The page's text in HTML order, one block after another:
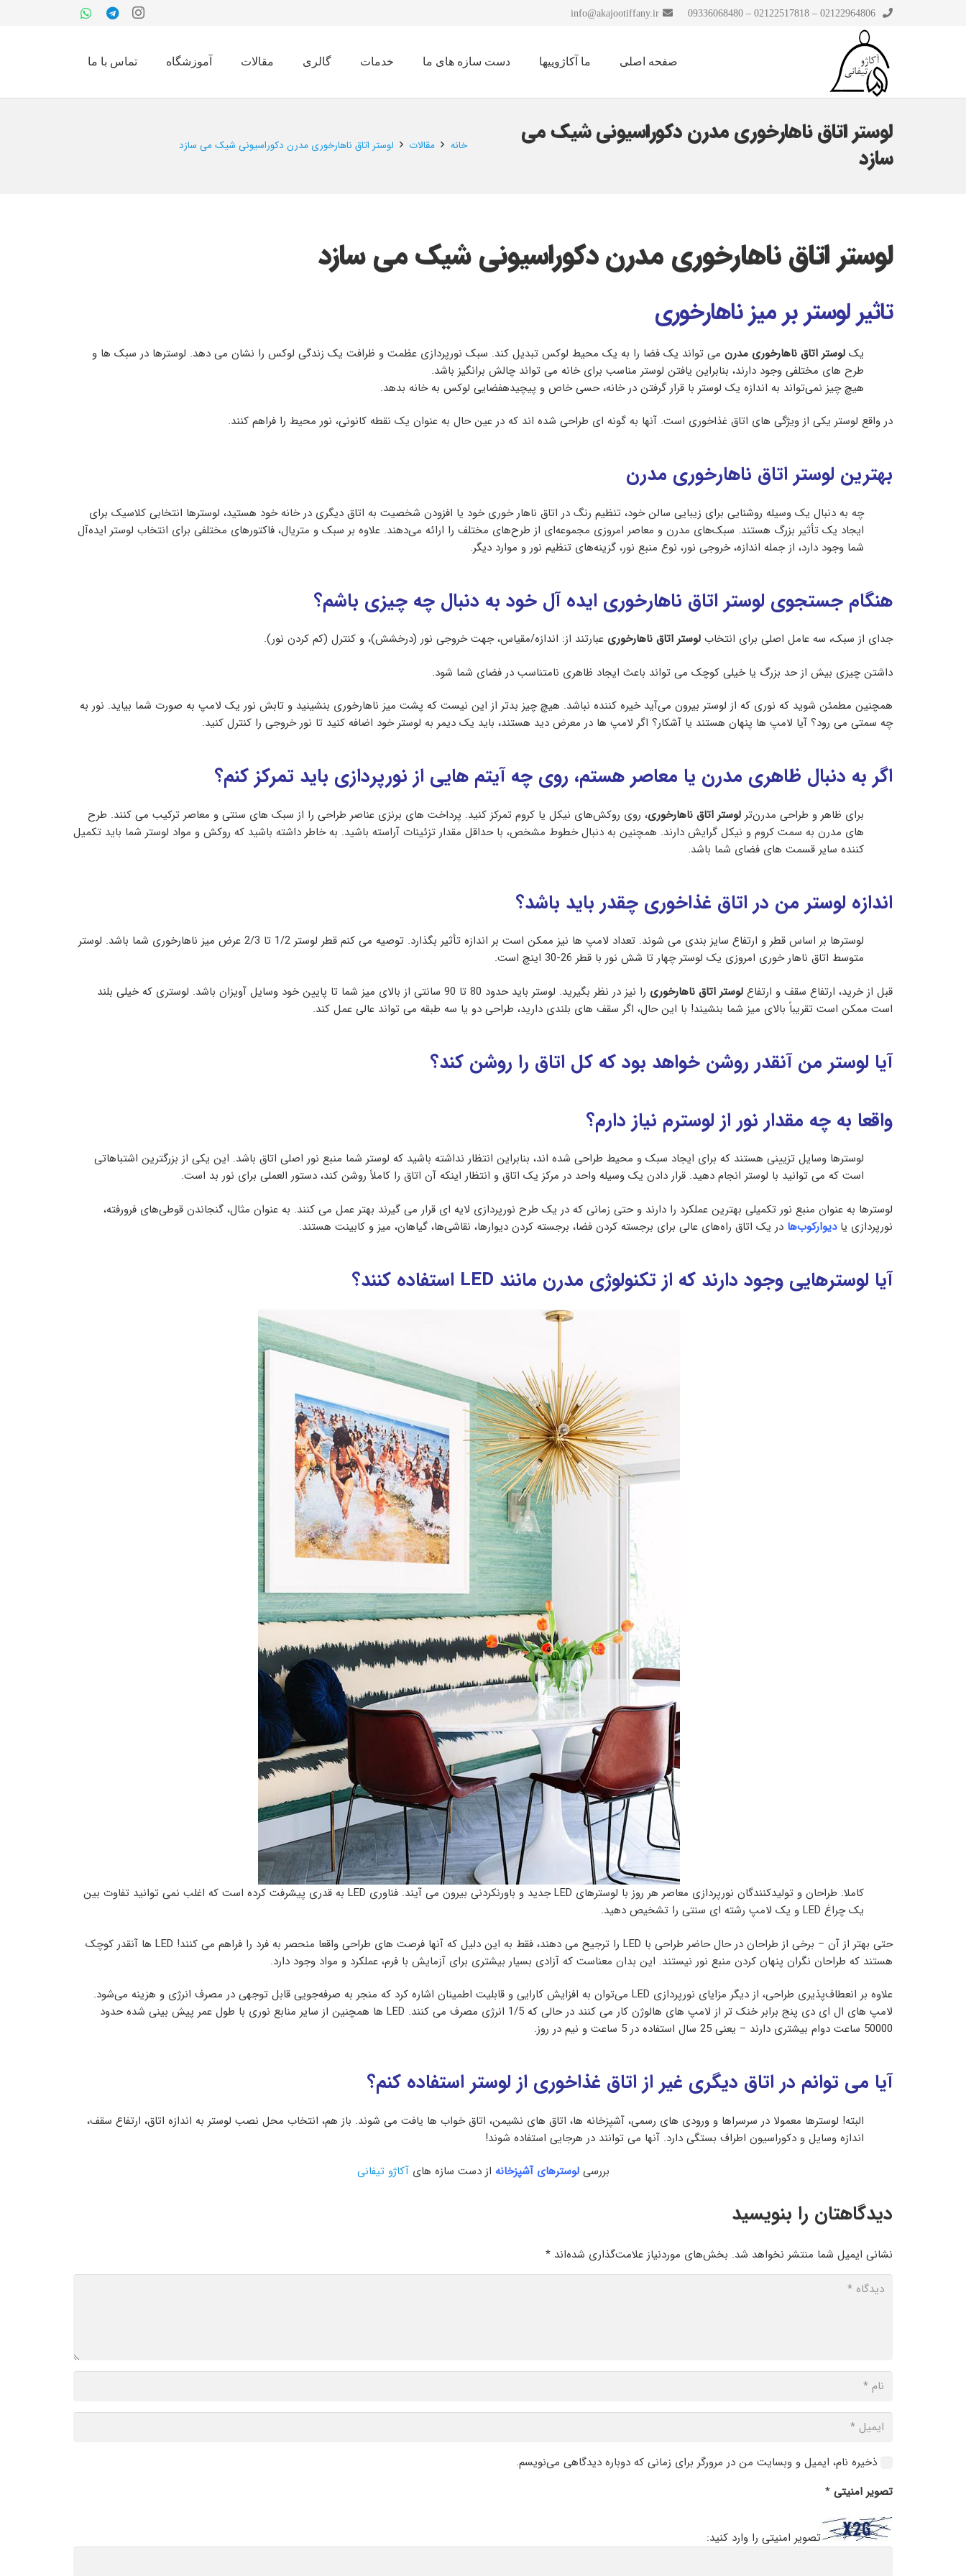
info@akajootiffany.ir
صفحه اصلی ما آکاژوییها دست سازه های ما خدمات گالری مقالات آموزشگاه تماس با ما
لوستر اتاق ناهارخوری مدرن دکوراسیونی شیک می
سازد
خانه مقالات لوستر اتاق ناهارخوری مدرن دکوراسیونی شیک می سازد
لوستر اتاق ناهارخوری مدرن دکوراسیونی شیک می سازد
تاثیر لوستر بر میز ناهارخوری
یک لوستر اتاق ناهارخوری مدرن می تواند یک فضا را به یک محیط لوکس تبدیل کند. سبک نورپردازی عظمت و ظرافت یک زندگی لوکس را نشان می دهد. لوسترها در سبک ها و
طرح های مختلفی وجود دارند، بنابراین یافتن لوستر مناسب برای خانه می تواند چالش برانگیز باشد.
هیچ چیز نمی‌تواند به اندازه یک لوستر با قرار گرفتن در خانه، حسی خاص و پیچیدهفضایی لوکس به خانه بدهد.
در واقع لوستر یکی از ویژگی های اتاق غذاخوری است. آنها به گونه ای طراحی شده اند که در عین حال به عنوان یک نقطه کانونی، نور محیط را فراهم کنند.
بهترین لوستر اتاق ناهارخوری مدرن
چه به دنبال یک وسیله روشنایی برای زیبایی سالن خود، تنظیم رنگ در اتاق ناهار خوری خود یا افزودن شخصیت به اتاق دیگری در خانه خود هستید، لوسترها انتخابی کلاسیک برای
ایجاد یک تأثیر بزرگ هستند. سبک‌های مدرن و معاصر امروزی مجموعه‌ای از طرح‌های مختلف را ارائه می‌دهند. علاوه بر سبک و متریال، فاکتورهای مختلفی برای انتخاب لوستر ایده‌آل
شما وجود دارد، از جمله اندازه، خروجی نور، نوع منبع نور، گزینه‌های تنظیم نور و موارد دیگر.
هنگام جستجوی لوستر اتاق ناهارخوری ایده آل خود به دنبال چه چیزی باشم؟
جدای از سبک، سه عامل اصلی برای انتخاب لوستر اتاق ناهارخوری عبارتند از: اندازه/مقیاس، جهت خروجی نور (درخشش)، و کنترل (کم کردن نور).
داشتن چیزی بیش از حد بزرگ یا خیلی کوچک می تواند باعث ایجاد ظاهری نامتناسب در فضای شما شود.
همچنین مطمئن شوید که نوری که از لوستر بیرون می‌آید خیره کننده نباشد. هیچ چیز بدتر از این نیست که پشت میز ناهارخوری بنشینید و تابش نور یک لامپ به صورت شما بیاید. نور به
چه سمتی می رود؟ آیا لامپ ها پنهان هستند یا آشکار؟ اگر لامپ ها در معرض دید هستند، باید یک دیمر به لوستر خود اضافه کنید تا نور خروجی را کنترل کنید.
اگر به دنبال ظاهری مدرن یا معاصر هستم، روی چه آیتم هایی از نورپردازی باید تمرکز کنم؟
برای ظاهر و طراحی مدرن‌تر لوستر اتاق ناهارخوری، روی روکش‌های نیکل یا کروم تمرکز کنید. پرداخت های برنزی عناصر طراحی را از سبک های سنتی و معاصر ترکیب می کنند. طرح
های مدرن به سمت کروم و نیکل گرایش دارند. همچنین به دنبال خطوط مشخص، با حداقل مقدار تزئینات آراسته باشید. به خاطر داشته باشید که روکش و مواد لوستر شما باید تکمیل
کننده سایر قسمت های فضای شما باشد.
اندازه لوستر من در اتاق غذاخوری چقدر باید باشد؟
لوسترها بر اساس قطر و ارتفاع سایز بندی می شوند. تعداد لامپ ها نیز ممکن است بر اندازه تأثیر بگذارد. توصیه می کنم قطر لوستر 1/2 تا 2/3 عرض میز ناهارخوری شما باشد. لوستر
متوسط اتاق ناهار خوری امروزی یک لوستر چهار تا شش نور با قطر 26-30 اینچ است.
قبل از خرید، ارتفاع سقف و ارتفاع لوستر اتاق ناهارخوری
را نیز در نظر بگیرید. لوستر باید حدود 80 تا 90 سانتی از بالای میز شما تا پایین خود وسایل آویزان باشد. لوستری که خیلی بلند
است ممکن است تقریباً بالای میز شما بنشیند! با این حال، اگر سقف های بلندی دارید، طراحی دو یا سه طبقه می تواند عالی عمل کند.
آیا لوستر من آنقدر روشن خواهد بود که کل اتاق را روشن کند؟
واقعا به چه مقدار نور از لوسترم نیاز دارم؟
لوسترها وسایل تزیینی هستند که برای ایجاد سبک و محیط طراحی شده اند، بنابراین انتظار نداشته باشید که لوستر شما منبع نور اصلی اتاق باشد. این یکی از بزرگترین اشتباهاتی
است که می توانید با لوستر انجام دهید. قرار دادن یک وسیله واحد در مرکز یک اتاق و انتظار اینکه آن اتاق را کاملاً روشن کند، دستور العملی برای نور بد است.
لوسترها به عنوان منبع نور تکمیلی بهترین عملکرد را دارند و حتی زمانی که در یک طرح نورپردازی لایه ای قرار می گیرند بهتر عمل می کنند. به عنوان مثال، گنجاندن قوطی‌های فرورفته،
نورپردازی یادیوارکوب‌ها در یک اتاق راه‌های عالی برای برجسته کردن فضا، برجسته کردن دیوارها، نقاشی‌ها، گیاهان، میز و کابینت هستند.
آیا لوسترهایی وجود دارند که از تکنولوژی مدرن مانند LED استفاده کنند؟
کاملا. طراحان و تولیدکنندگان نورپردازی معاصر هر روز با لوسترهای LED جدید و باورنکردنی بیرون می آیند. فناوری LED به قدری پیشرفت کرده است که اغلب نمی توانید تفاوت بین
یک چراغ LED و یک لامپ رشته ای سنتی را تشخیص دهید.
حتی بهتر از آن – برخی از طراحان در حال حاضر طراحی با LED را ترجیح می دهند، فقط به این دلیل که آنها فرصت های طراحی واقعا منحصر به فرد را فراهم می کنند! LED ها آنقدر کوچک
هستند که طراحان نگران پنهان کردن منبع نور نیستند. این بدان معناست که آزادی بسیار بیشتری برای آزمایش با فرم، عملکرد و مواد وجود دارد.
علاوه بر انعطاف‌پذیری طراحی، از دیگر مزایای نورپردازی LED می‌توان به افزایش کارایی و قابلیت اطمینان اشاره کرد که منجر به صرفه‌جویی قابل توجهی در مصرف انرژی و هزینه می‌شود.
لامپ های ال ای دی پنج برابر خنک تر از لامپ های هالوژن کار می کنند در حالی که 1/5 انرژی مصرف می کنند. LED ها همچنین از سایر منابع نوری با طول عمر پیش بینی شده حدود
50000 ساعت دوام بیشتری دارند – یعنی 25 سال استفاده در 5 ساعت و نیم در روز.
آیا می توانم در اتاق دیگری غیر از اتاق غذاخوری از لوستر استفاده کنم؟
البته! لوسترها معمولا در سرسراها و ورودی های رسمی، آشپزخانه ها، اتاق های نشیمن، اتاق خواب ها یافت می شوند. باز هم، انتخاب محل نصب لوستر به اندازه اتاق، ارتفاع سقف،
اندازه وسایل و دکوراسیون اطراف بستگی دارد. آنها می توانند در هرجایی استفاده شوند!
بررسیلوسترهای آشپزخانه از دست سازه هایآکاژو تیفانی
دیدگاهتان را بنویسید
نشانی ایمیل شما منتشر نخواهد شد. بخش‌های موردنیاز علامت‌گذاری شده‌اند *
ذخیره نام، ایمیل و وبسایت من در مرورگر برای زمانی که دوباره دیدگاهی می‌نویسم.
تصویر امنیتی *
تصویر امنیتی را وارد کنید: